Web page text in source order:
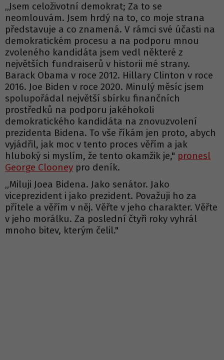
„Jsem celoživotní demokrat; Za to se
neomlouvám. Jsem hrdý na to, co moje strana
představuje a co znamená. V rámci své účasti na
demokratickém procesu a na podporu mnou
zvoleného kandidáta jsem vedl některé z
největších fundraiserů v historii mé strany.
Barack Obama v roce 2012. Hillary Clinton v roce
2016. Joe Biden v roce 2020. Minulý měsíc jsem
spolupořádal největší sbírku finančních
prostředků na podporu jakéhokoli
demokratického kandidáta na znovuzvolení
prezidenta Bidena. To vše říkám jen proto, abych
vyjádřil, jak moc v tento proces věřím a jak
hluboký si myslím, že tento okamžik je," pronesl
George Clooney pro deník.
„Miluji Joea Bidena. Jako senátor. Jako
viceprezident i jako prezident. Považuji ho za
přítele a věřím v něj. Věřte v jeho charakter. Věřte
v jeho morálku. Za poslední čtyři roky vyhrál
mnoho bitev, kterým čelil."